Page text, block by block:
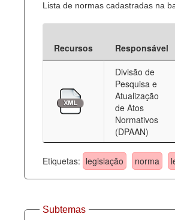
Lista de normas cadastradas na
Recursos Responsável
Divisão de
Pesquisa e
Atualização
de Atos
Normativos
(DPAAN)
Etiquetas: legislação norma
Subtemas